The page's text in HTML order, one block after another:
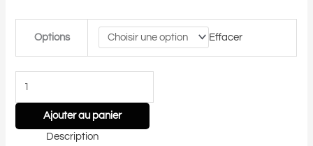
Options Effacer
Ajouter au panier
Description